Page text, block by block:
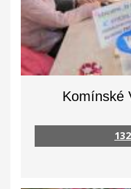
Komínské
132